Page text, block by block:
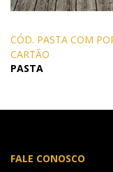
CÓD. PASTA COM
CARTÃO
PASTA
FALE CONOSCO